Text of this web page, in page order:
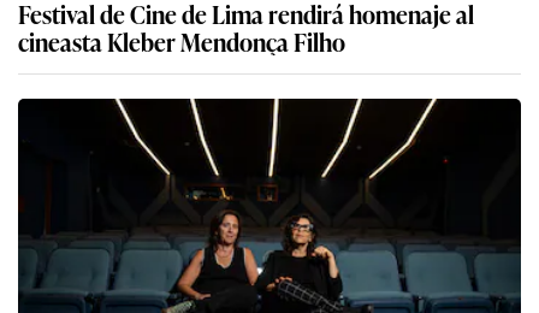
Festival de Cine de Lima rendirá homenaje al
cineasta Kleber Mendonça Filho